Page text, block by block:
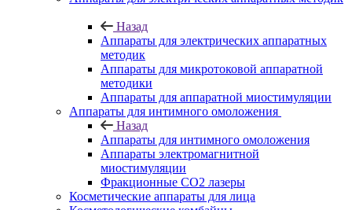
Назад
Аппараты для электрических аппаратных
методик
Аппараты для микротоковой аппаратной
методики
Аппараты для аппаратной миостимуляции
Аппараты для интимного омоложения
Назад
Аппараты для интимного омоложения
Аппараты электромагнитной
миостимуляции
Фракционные CO2 лазеры
Косметические аппараты для лица